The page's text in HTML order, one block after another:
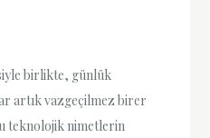
birlikte, günlük
artık vazgeçilmez birer
teknolojik nimetlerin